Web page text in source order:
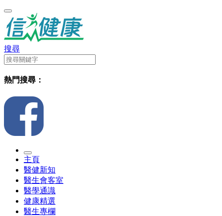
搜尋
熱門搜尋：
主頁
醫健新知
醫生會客室
醫學通識
健康精選
醫生專欄